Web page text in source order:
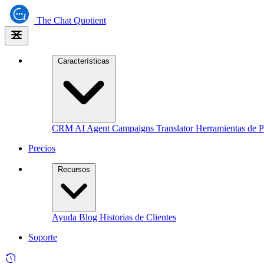
The Chat Quotient
Características
CRM AI Agent Campaigns TranslatorHerramientas de
Precios
Recursos
Ayuda Blog Historias de Clientes
Soporte